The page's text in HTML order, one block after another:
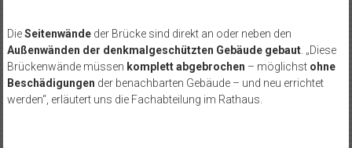
DieSeitenwändeder Brücke sind direkt an oder neben den
Außenwänden der denkmalgeschützten Gebäude gebaut. „Diese
Brückenwände müssen komplett abgebrochen – möglichst ohne
Beschädigungen der benachbarten Gebäude – und neu errichtet
werden“, erläutert uns die Fachabteilung im Rathaus.